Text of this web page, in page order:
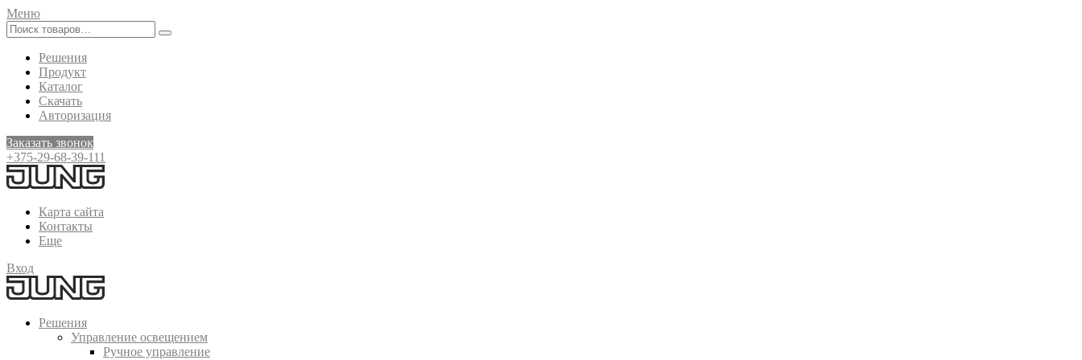
Меню
Решения
Продукт
Каталог
Скачать
Авторизация
Заказать звонок
+375-29-68-39-111
Карта сайта
Контакты
Еще
Вход
Решения
Управление освещением
Ручное управление